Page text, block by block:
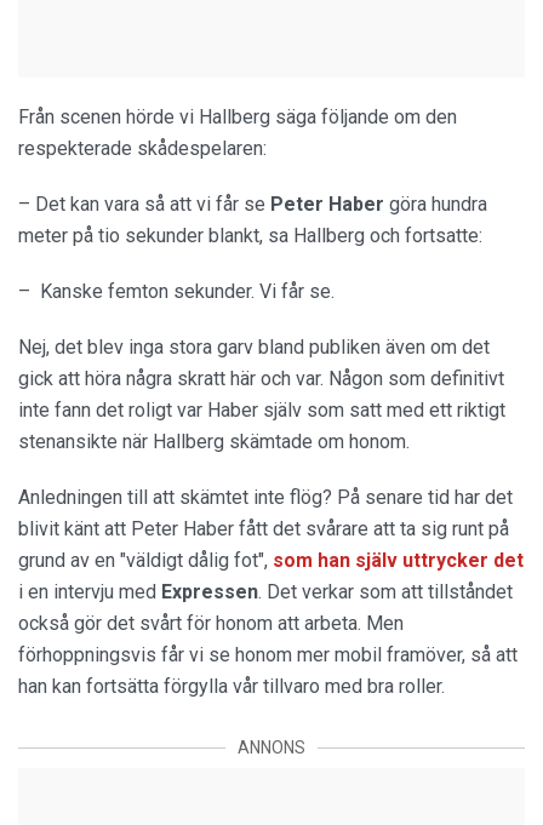
Från scenen hörde vi Hallberg säga följande om den
respekterade skådespelaren:
– Det kan vara så att vi får se Peter Haber göra hundra
meter på tio sekunder blankt, sa Hallberg och fortsatte:
– Kanske femton sekunder. Vi får se.
Nej, det blev inga stora garv bland publiken även om det
gick att höra några skratt här och var. Någon som definitivt
inte fann det roligt var Haber själv som satt med ett riktigt
stenansikte när Hallberg skämtade om honom.
Anledningen till att skämtet inte flög? På senare tid har det
blivit känt att Peter Haber fått det svårare att ta sig runt på
grund av en "väldigt dålig fot", som han själv uttrycker det
i en intervju med Expressen. Det verkar som att tillståndet
också gör det svårt för honom att arbeta. Men
förhoppningsvis får vi se honom mer mobil framöver, så att
han kan fortsätta förgylla vår tillvaro med bra roller.
ANNONS